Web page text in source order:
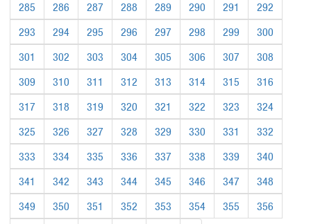
285
286 287 288 289 290 291
292
293
294 295 296 297 298 299
300
301
302 303 304 305 306 307
308
309
310 311 312 313 314 315
316
317
318 319 320 321 322 323
324
325
326 327 328 329 330 331
332
333
334 335 336 337 338 339
340
341
342 343 344 345 346 347
348
349
350 351 352 353 354 355
356